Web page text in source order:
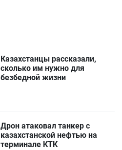
Казахстанцы рассказали,
сколько им нужно для
безбедной жизни
Дрон атаковал танкер с
казахстанской нефтью на
терминале КТК